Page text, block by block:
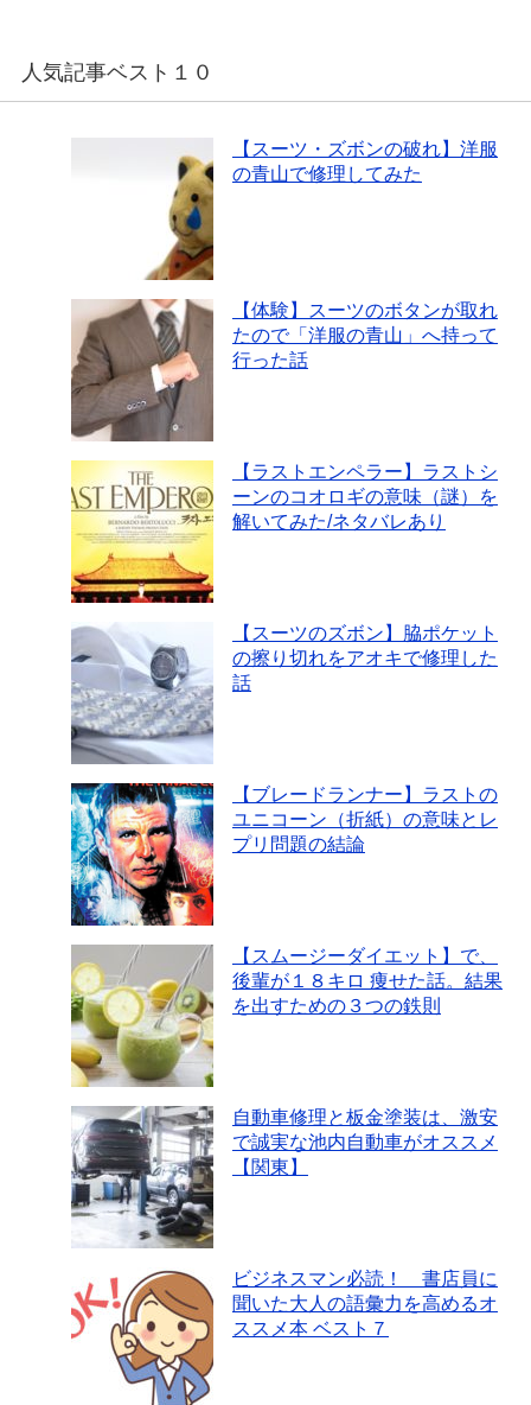
人気記事ベスト１０
【スーツ・ズボンの破れ】洋服
の青山で修理してみた
【体験】スーツのボタンが取れ
たので「洋服の青山」へ持って
行った話
【ラストエンペラー】ラストシ
ーンのコオロギの意味（謎）を
解いてみた/ネタバレあり
【スーツのズボン】脇ポケット
の擦り切れをアオキで修理した
話
【ブレードランナー】ラストの
ユニコーン（折紙）の意味とレ
プリ問題の結論
【スムージーダイエット】で、
後輩が１８キロ 痩せた話。結果
を出すための３つの鉄則
自動車修理と板金塗装は、激安
で誠実な池内自動車がオススメ
【関東】
ビジネスマン必読！ 書店員に
聞いた大人の語彙力を高めるオ
ススメ本 ベスト７